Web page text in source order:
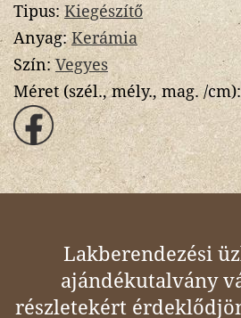
Tipus:Kiegészítő
Anyag:Kerámia
Szín:Vegyes
Méret (szél., mély., mag. /
Lakberendezési
ajándékutalvány
részletekért